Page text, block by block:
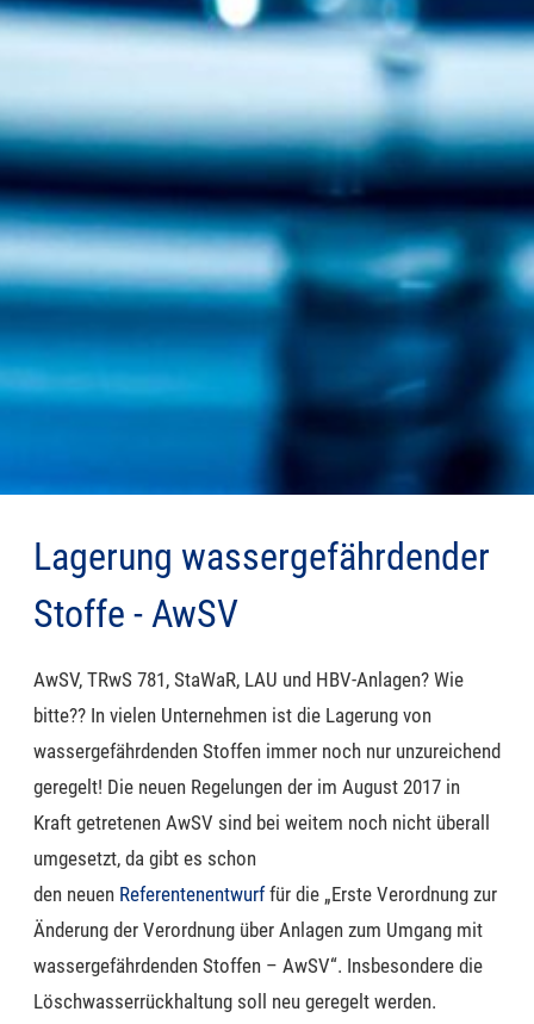
Lagerung wassergefährdender
Stoffe - AwSV
AwSV, TRwS 781, StaWaR, LAU und HBV-Anlagen? Wie
bitte?? In vielen Unternehmen ist die Lagerung von
wassergefährdenden Stoffen immer noch nur unzureichend
geregelt! Die neuen Regelungen der im August 2017 in
Kraft getretenen AwSV sind bei weitem noch nicht überall
umgesetzt, da gibt es schon
den neuen Referentenentwurffür die „Erste Verordnung zur
Änderung der Verordnung über Anlagen zum Umgang mit
wassergefährdenden Stoffen – AwSV“. Insbesondere die
Löschwasserrückhaltung soll neu geregelt werden.